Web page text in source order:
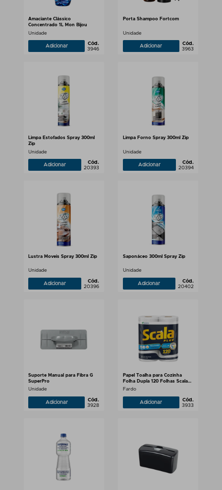
Amaciante Clássico
Concentrado 1L Mon Bijou
Unidade
Adicionar
Cód.
3946
Porta Shampoo Fortcom
Unidade
Adicionar
Cód.
3963
Limpa Estofados Spray 300ml
Zip
Unidade
Adicionar
Cód.
20393
Limpa Forno Spray 300ml Zip
Unidade
Adicionar
Cód.
20394
Lustra Moveis Spray 300ml Zip
Unidade
Adicionar
Cód.
20396
Saponáceo 300ml Spray Zip
Unidade
Adicionar
Cód.
20402
Suporte Manual para Fibra G
SuperPro
Unidade
Adicionar
Cód.
3928
Papel Toalha para Cozinha
Folha Dupla 120 Folhas Scala
Plus
Fardo
Adicionar
Cód.
3933